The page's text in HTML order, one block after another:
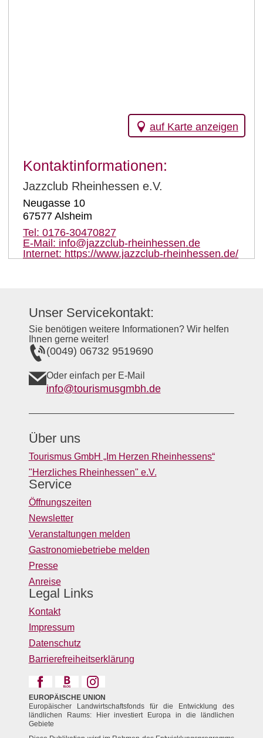
auf Karte anzeigen
Kontaktinformationen:
Jazzclub Rheinhessen e.V.
Neugasse 10
67577 Alsheim
Tel: 0176-30470827
E-Mail: info@jazzclub-rheinhessen.de
Internet: https://www.jazzclub-rheinhessen.de/
Unser Servicekontakt:
Sie benötigen weitere Informationen? Wir helfen
Ihnen gerne weiter!
(0049) 06732 9519690
Oder einfach per E-Mail
info@tourismusgmbh.de
Über uns
Tourismus GmbH „Im Herzen Rheinhessens“
"Herzliches Rheinhessen" e.V.
Service
Öffnungszeiten
Newsletter
Veranstaltungen melden
Gastronomiebetriebe melden
Presse
Anreise
Legal Links
Kontakt
Impressum
Datenschutz
Barrierefreiheitserklärung
EUROPÄISCHE UNION
Europäischer Landwirtschaftsfonds für die Entwicklung des
ländlichen Raums: Hier investiert Europa in die ländlichen
Gebiete